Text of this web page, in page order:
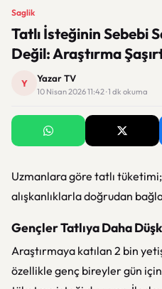
Saglik
Tatlı İsteğinin Sebebi
Değil: Araştırma
Y Yazar TV
10 Nisan 2026 11:42 · 1 dk okuma
Uzmanlara göre tatlı
alışkanlıklarla doğrudan
Gençler Tatlıya Daha
Araştırmaya katılan 2 bin
özellikle genç bireyler gün